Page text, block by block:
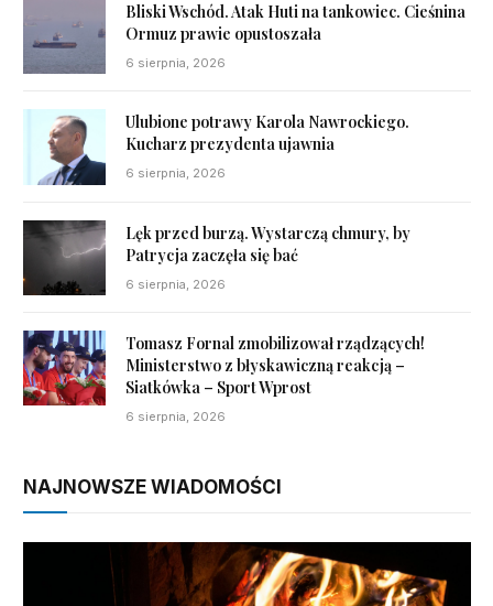
Bliski Wschód. Atak Huti na tankowiec. Cieśnina
Ormuz prawie opustoszała
6 sierpnia, 2026
Ulubione potrawy Karola Nawrockiego.
Kucharz prezydenta ujawnia
6 sierpnia, 2026
Lęk przed burzą. Wystarczą chmury, by
Patrycja zaczęła się bać
6 sierpnia, 2026
Tomasz Fornal zmobilizował rządzących!
Ministerstwo z błyskawiczną reakcją –
Siatkówka – Sport Wprost
6 sierpnia, 2026
NAJNOWSZE WIADOMOŚCI